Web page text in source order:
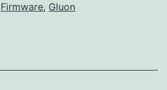
Firmware, Gluon